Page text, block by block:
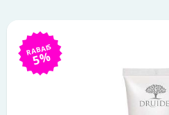
RABAIS
5%